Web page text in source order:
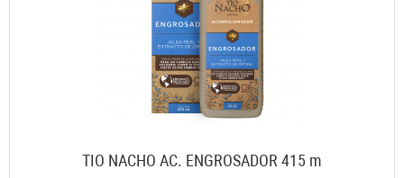
TIO NACHO AC. ENGROSADOR 415 m